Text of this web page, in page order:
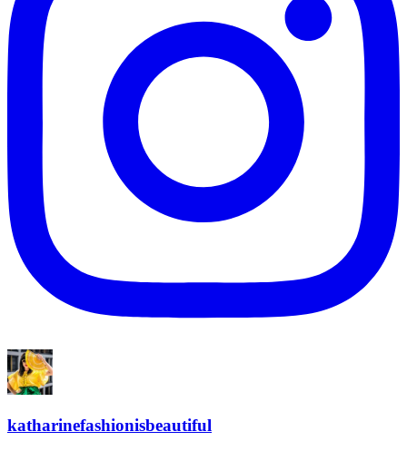
katharinefashionisbeautiful